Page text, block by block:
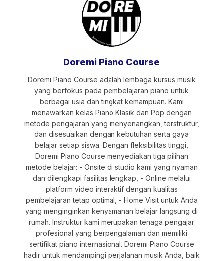
Doremi Piano Course
Doremi Piano Course adalah lembaga kursus musik
yang berfokus pada pembelajaran piano untuk
berbagai usia dan tingkat kemampuan. Kami
menawarkan kelas Piano Klasik dan Pop dengan
metode pengajaran yang menyenangkan, terstruktur,
dan disesuaikan dengan kebutuhan serta gaya
belajar setiap siswa. Dengan fleksibilitas tinggi,
Doremi Piano Course menyediakan tiga pilihan
metode belajar: - Onsite di studio kami yang nyaman
dan dilengkapi fasilitas lengkap, - Online melalui
platform video interaktif dengan kualitas
pembelajaran tetap optimal, - Home Visit untuk Anda
yang menginginkan kenyamanan belajar langsung di
rumah. Instruktur kami merupakan tenaga pengajar
profesional yang berpengalaman dan memiliki
sertifikat piano internasional. Doremi Piano Course
hadir untuk mendampingi perjalanan musik Anda, baik